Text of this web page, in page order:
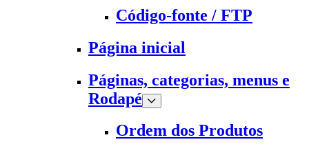
Código-fonte / FTP
Página inicial
Páginas, categorias, menus e
Rodapé
Ordem dos Produtos